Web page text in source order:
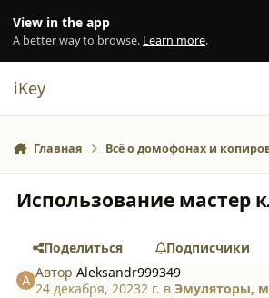
View in the app
A better way to browse. Learn more.
iKey
Главная Всё о домофонах и
Использование мастер
Поделиться
Подписчики
АвторAleksandr999349
24 декабря, 20232 г. вЭмуляторы,